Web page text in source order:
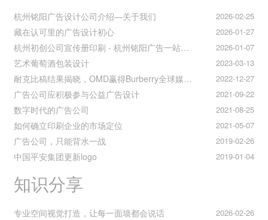
2026-02-25
杭州铭阳广告设计公司介绍—关于我们
2026-01-27
藏在认可里的广告设计初心
2026-01-07
杭州初创公司宣传册印刷 - 杭州铭阳广告一站式解决方案
2023-03-13
艺术葡萄酒包装设计
2022-12-27
耐克比稿结果揭晓，OMD赢得Burberry全球媒介业务（转自广告狂人日报）
2021-09-22
广告公司应积极参与公益广告设计
2021-08-25
数字时代的广告公司
2021-05-07
如何确立印刷企业的市场定位
2019-02-26
广告公司，只能背水一战
2019-01-04
中国平安集团更新logo
知识分享
2026-02-26
专业空间视觉打造，让每一面墙都会说话